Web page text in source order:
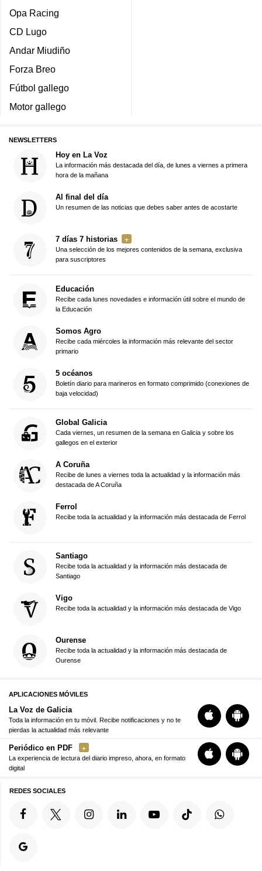
Opa Racing
CD Lugo
Andar Miudiño
Forza Breo
Fútbol gallego
Motor gallego
NEWSLETTERS
Hoy en La Voz
La información más destacada del día, de lunes a viernes a primera
hora de la mañana
Al final del día
Un resumen de las noticias que debes saber antes de acostarte
7 días 7 historias
Una selección de los mejores contenidos de la semana, exclusiva
para suscriptores
Educación
Recibe cada lunes novedades e información útil sobre el mundo de
la Educación
Somos Agro
Recibe cada miércoles la información más relevante del sector
primario
5 océanos
Boletín diario para marineros en formato comprimido (conexiones de
baja velocidad)
Global Galicia
Cada viernes, un resumen de la semana en Galicia y sobre los
gallegos en el exterior
A Coruña
Recibe de lunes a viernes toda la actualidad y la información más
destacada de A Coruña
Ferrol
Recibe toda la actualidad y la información más destacada de Ferrol
Santiago
Recibe toda la actualidad y la información más destacada de
Santiago
Vigo
Recibe toda la actualidad y la información más destacada de Vigo
Ourense
Recibe toda la actualidad y la información más destacada de
Ourense
APLICACIONES MÓVILES
La Voz de Galicia
Toda la información en tu móvil. Recibe notificaciones y no te
pierdas la actualidad más relevante
Periódico en PDF
La experiencia de lectura del diario impreso, ahora, en formato
digital
REDES SOCIALES